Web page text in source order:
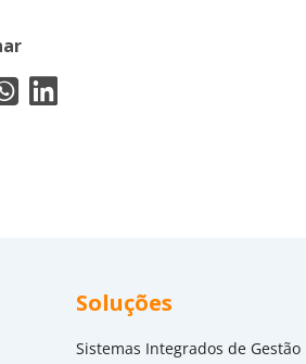
Soluções
Sistemas Integrados de Gestão